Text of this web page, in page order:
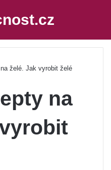
želé. Jak vyrobit želé
na